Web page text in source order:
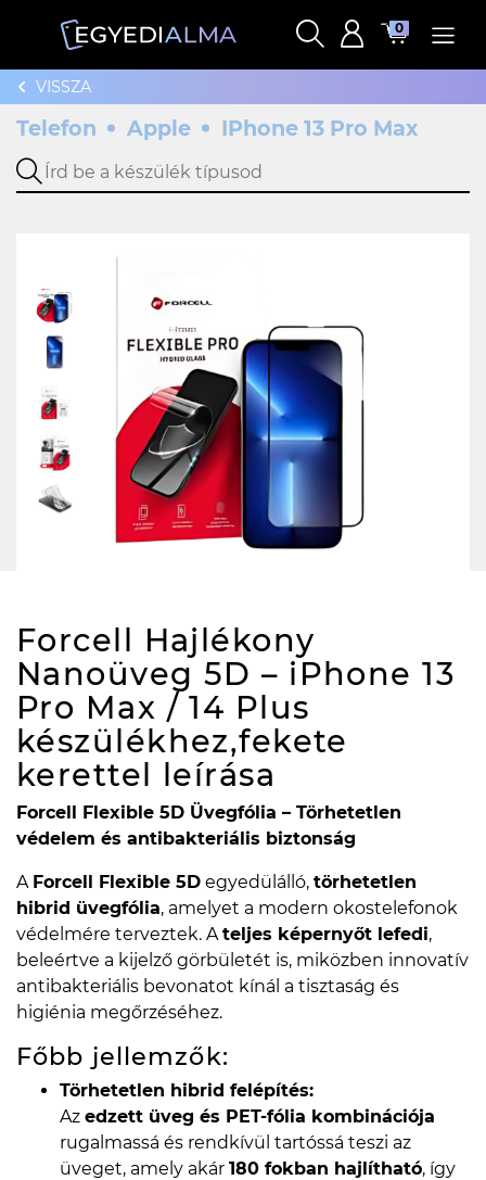
0
VISSZA
Telefon Apple IPhone 13 Pro Max
Forcell Hajlékony
Nanoüveg 5D – iPhone 13
Pro Max / 14 Plus
készülékhez,fekete
kerettel leírása
Forcell Flexible 5D Üvegfólia – Törhetetlen
védelem és antibakteriális biztonság
A Forcell Flexible 5D egyedülálló, törhetetlen
hibrid üvegfólia, amelyet a modern okostelefonok
védelmére terveztek. A teljes képernyőt lefedi,
beleértve a kijelző görbületét is, miközben innovatív
antibakteriális bevonatot kínál a tisztaság és
higiénia megőrzéséhez.
Főbb jellemzők:
Törhetetlen hibrid felépítés:
Az edzett üveg és PET-fólia kombinációja
rugalmassá és rendkívül tartóssá teszi az
üveget, amely akár 180 fokban hajlítható, így